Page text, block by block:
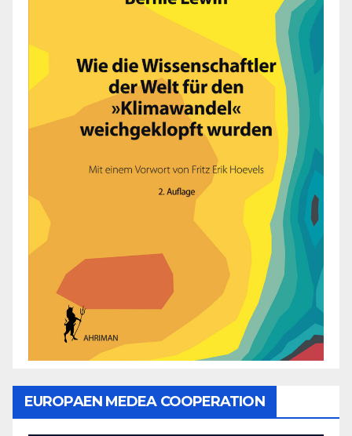
EUROPAEN MEDEA COOPERATION